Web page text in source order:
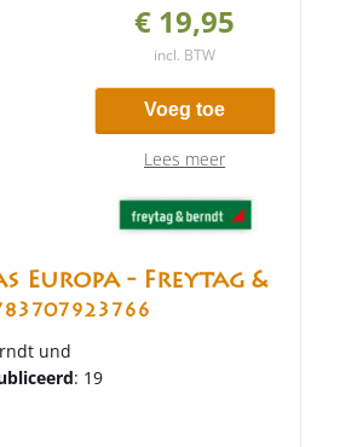
€ 19,95
incl. BTW
Voeg toe
Lees meer
Europa - Freytag &
und
: 19